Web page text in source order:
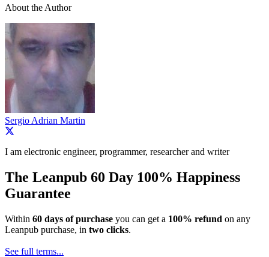
About the Author
Sergio Adrian Martin
I am electronic engineer, programmer, researcher and writer
The Leanpub 60 Day 100% Happiness
Guarantee
Within 60 days of purchase you can get a 100% refund on any
Leanpub purchase, in two clicks.
See full terms...